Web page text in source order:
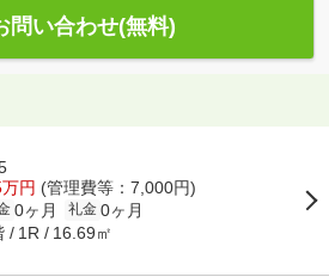
問い合わせ(無料)
円 (管理費等：7,000円)
0ヶ月 礼金 0ヶ月
1R 16.69㎡